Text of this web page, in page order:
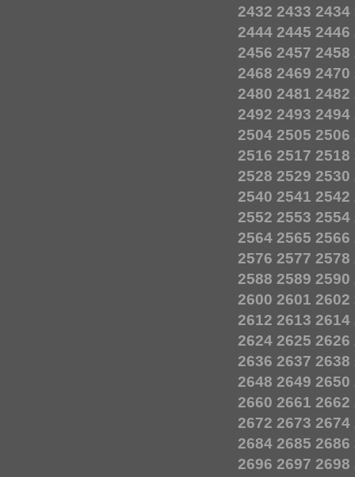
2432 2433 2434
2444 2445 2446
2456 2457 2458
2468 2469 2470
2480 2481 2482
2492 2493 2494
2504 2505 2506
2516 2517 2518
2528 2529 2530
2540 2541 2542
2552 2553 2554
2564 2565 2566
2576 2577 2578
2588 2589 2590
2600 2601 2602
2612 2613 2614
2624 2625 2626
2636 2637 2638
2648 2649 2650
2660 2661 2662
2672 2673 2674
2684 2685 2686
2696 2697 2698